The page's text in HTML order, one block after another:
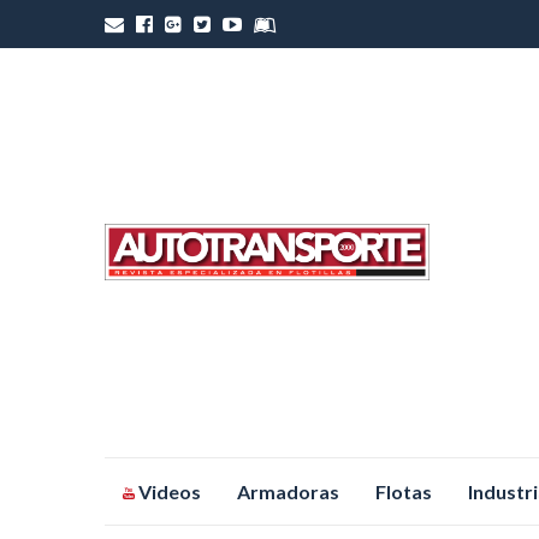
Videos Armadoras Flotas